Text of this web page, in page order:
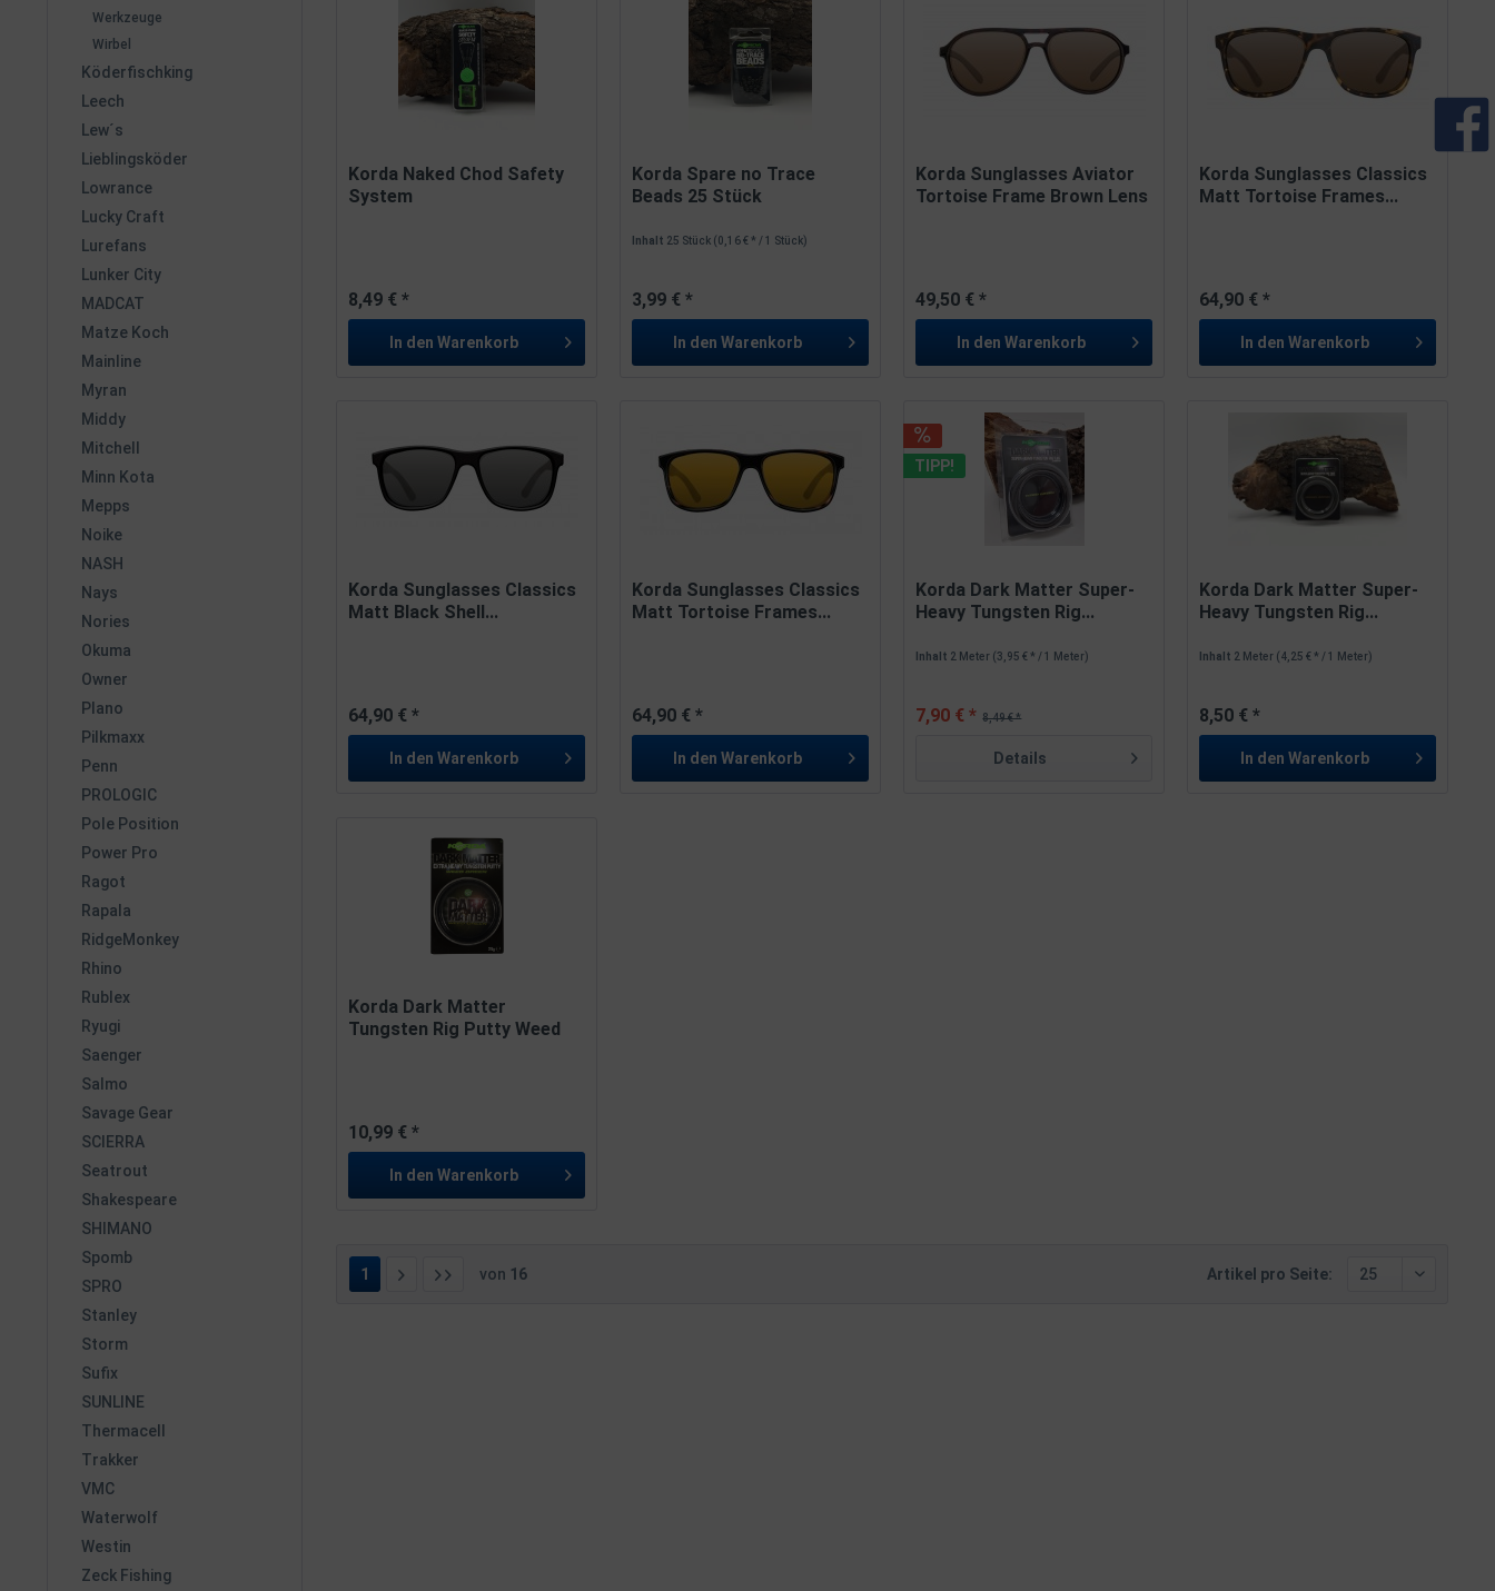
Werkzeuge
Wirbel
Köderfischking
Leech
Lew´s
Lieblingsköder
Lowrance
Lucky Craft
Lurefans
Lunker City
MADCAT
Matze Koch
Mainline
Myran
Middy
Mitchell
Minn Kota
Mepps
Noike
NASH
Nays
Nories
Okuma
Owner
Plano
Pilkmaxx
Penn
PROLOGIC
Pole Position
Power Pro
Ragot
Rapala
RidgeMonkey
Rhino
Rublex
Ryugi
Saenger
Salmo
Savage Gear
SCIERRA
Seatrout
Shakespeare
SHIMANO
Spomb
SPRO
Stanley
Storm
Sufix
SUNLINE
Thermacell
Trakker
VMC
Waterwolf
Westin
Zeck Fishing
Korda Naked Chod Safety
System
8,49 € *
In den Warenkorb
Korda Spare no Trace
Beads 25 Stück
Inhalt 25 Stück (0,16 € * / 1 Stück)
3,99 € *
In den Warenkorb
Korda Sunglasses Aviator
Tortoise Frame Brown Lens
49,50 € *
In den Warenkorb
Korda Sunglasses Classics
Matt Tortoise Frames...
64,90 € *
In den Warenkorb
Korda Sunglasses Classics
Matt Black Shell...
64,90 € *
In den Warenkorb
Korda Sunglasses Classics
Matt Tortoise Frames...
64,90 € *
In den Warenkorb
TIPP!
Korda Dark Matter Super-
Heavy Tungsten Rig...
Inhalt 2 Meter (3,95 € * / 1 Meter)
8,49 € *
7,90 € *
Details
Korda Dark Matter Super-
Heavy Tungsten Rig...
Inhalt 2 Meter (4,25 € * / 1 Meter)
8,50 € *
In den Warenkorb
Korda Dark Matter
Tungsten Rig Putty Weed
10,99 € *
In den Warenkorb
1 von 16 Artikel pro Seite: